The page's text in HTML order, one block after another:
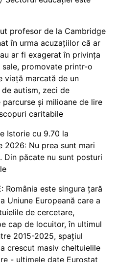
profesor de la Cambridge
în urma acuzațiilor că ar
ar fi exagerat în privința
sale, promovate printr-o
viață marcată de un
autism, zeci de
parcurse și milioane de lire
caritabile
Istorie cu 9.70 la
2026: Nu prea sunt mari
Din păcate nu sunt posturi
România este singura țară
Uniune Europeană care a
de cercetare,
cap de locuitor, în ultimul
2015-2025, spațiul
crescut masiv cheltuielile
- ultimele date Eurostat